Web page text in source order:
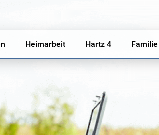
Heimarbeit Hartz 4 Familie